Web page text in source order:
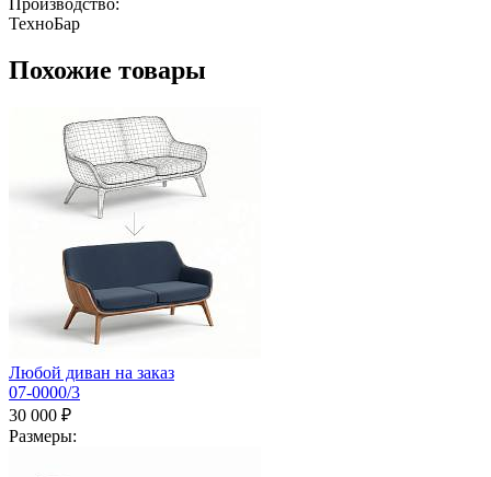
ТехноБар
Похожие товары
Любой диван на заказ
07-0000/3
30 000 ₽
Размеры: